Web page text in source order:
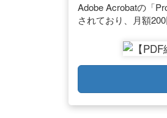
Adobe Acrobatの「
されており、月額